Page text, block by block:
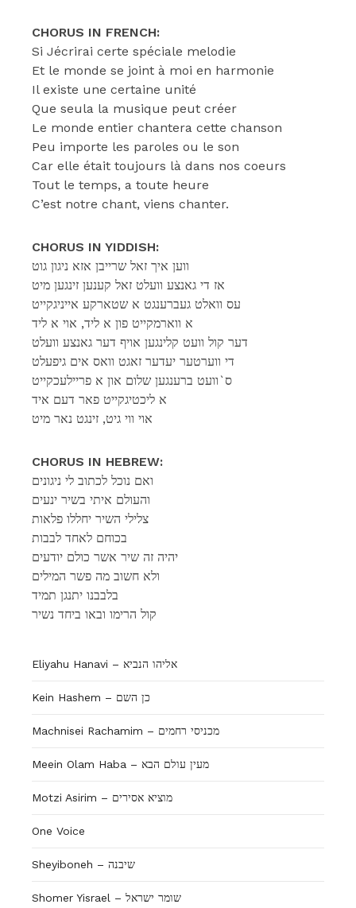
CHORUS IN FRENCH:
Si Jécrirai certe spéciale melodie
Et le monde se joint à moi en harmonie
Il existe une certaine unité
Que seula la musique peut créer
Le monde entier chantera cette chanson
Peu importe les paroles ou le son
Car elle était toujours là dans nos coeurs
Tout le temps, a toute heure
C’est notre chant, viens chanter.
CHORUS IN YIDDISH:
ווען איך זאל שרייבן אזא ניגון גוט
אז די גאנצע וועלט זאל קענען זינגען מיט
עס וואלט געברענגט א שטארקע אייניגקייט
א ווארמקייט פון א ליד, אוי א ליד
דער קול וועט קלינגען אויף דער גאנצע וועלט
די ווערטער יעדער זאגט וואס אים גיפעלט
ס`וועט ברענגען שלום און א פריילעכקייט
א ליכטיגקייט פאר דעם איד
אוי ווי גיט, זינגט נאר מיט
CHORUS IN HEBREW:
ואם נוכל לכתוב לי ניגונים
והעולם איתי בשיר ינעים
צלילי השיר יחללו פלאות
בכוחם לאחד לבבות
יהיה זה שיר אשר כולם יודעים
ולא חשוב מה פשר המילים
בלבבנו יתנגן תמיד
קול הרימו ובאו ביחד נשיר
Eliyahu Hanavi – אליהו הנביא
Kein Hashem – כן השם
Machnisei Rachamim – מכניסי רחמים
Meein Olam Haba – מעין עולם הבא
Motzi Asirim – מוציא אסירים
One Voice
Sheyiboneh – שיבנה
Shomer Yisrael – שומר ישראל